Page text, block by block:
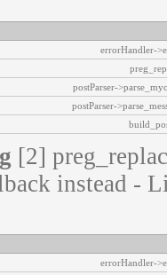
errorHandler-
postParser-
postParser-
[2]
instead -
errorHandler-